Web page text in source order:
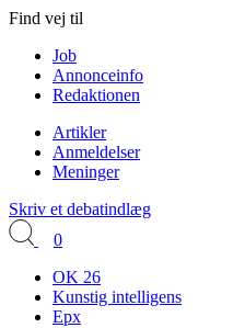
Find vej til
Job
Annonceinfo
Redaktionen
Artikler
Anmeldelser
Meninger
Skriv et debatindlæg
0
OK 26
Kunstig intelligens
Epx